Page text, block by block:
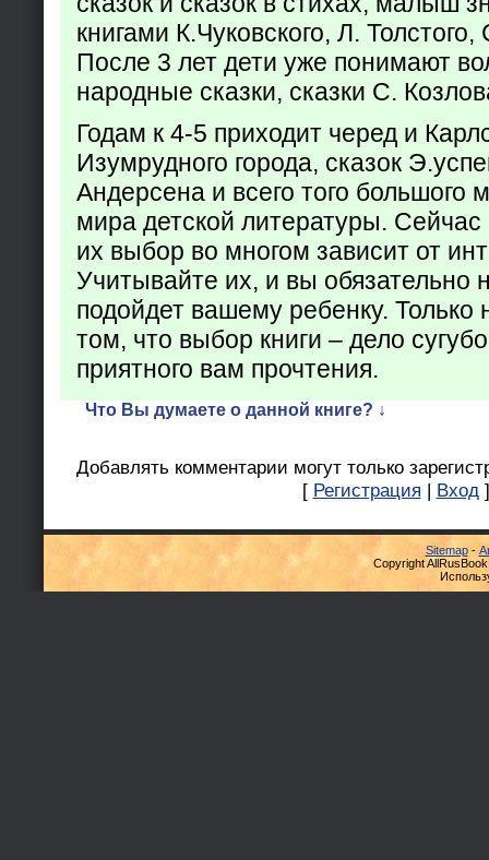
книгами К.Чуковского, Л.
После 3 лет дети уже понимают
народные сказки, сказки С.
Годам к 4-5 приходит черед и
Изумрудного города, сказок
Андерсена и всего того большого
мира детской литературы. Сейчас
их выбор во многом зависит от
Учитывайте их, и вы обязательно
подойдет вашему ребенку. Только
том, что выбор книги – дело
приятного вам прочтения.
Что Вы думаете о данной книге? ↓
Добавлять комментарии могут только
[ Регистрация | Вход ]
Sitemap-
Copyright